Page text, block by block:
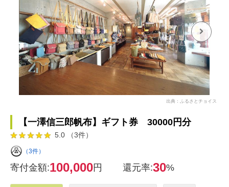
出典：ふるさとチョイス
【一澤信三郎帆布】ギフト券 30000円分
5.0 （3件）
（3件）
寄付金額:100,000円 還元率:30%